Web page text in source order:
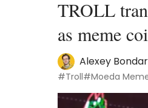
TROLL
as meme
Alexey
#Troll#Moeda